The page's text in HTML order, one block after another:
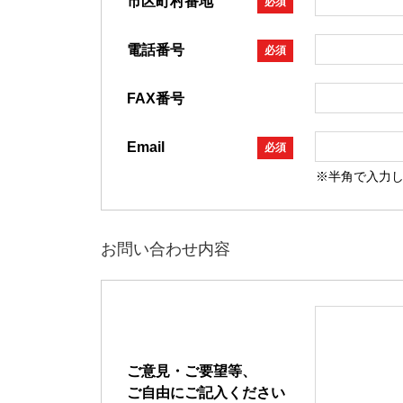
電話番号 必須
FAX番号
Email 必須
※半角で入力し
お問い合わせ内容
ご意見・ご要望等、
ご自由にご記入ください